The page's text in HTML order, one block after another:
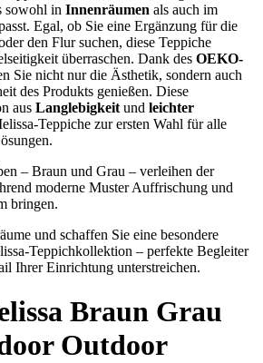
sowohl in Innenräumen als auch im
Egal, ob Sie eine Ergänzung für die
den Flur suchen, diese Teppiche
überraschen. Dank des OEKO-
Sie nicht nur die Ästhetik, sondern auch
des Produkts genießen. Diese
aus Langlebigkeit und leichter
Teppiche zur ersten Wahl für alle
– Braun und Grau – verleihen der
moderne Muster Auffrischung und
bringen.
und schaffen Sie eine besondere
Teppichkollektion – perfekte Begleiter
Ihrer Einrichtung unterstreichen.
Braun Grau
Outdoor